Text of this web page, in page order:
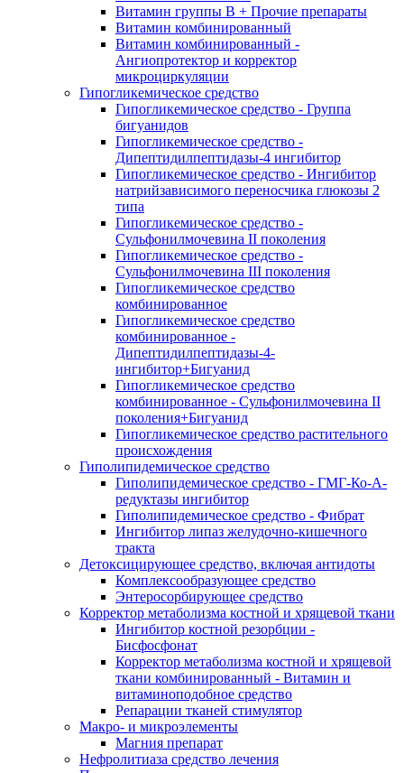
Витамин группы B + Прочие препараты
Витамин комбинированный
Витамин комбинированный -
Ангиопротектор и корректор
микроциркуляции
Гипогликемическое средство
Гипогликемическое средство - Группа
бигуанидов
Гипогликемическое средство -
Дипептидилпептидазы-4 ингибитор
Гипогликемическое средство - Ингибитор
натрийзависимого переносчика глюкозы 2
типа
Гипогликемическое средство -
Сульфонилмочевина II поколения
Гипогликемическое средство -
Сульфонилмочевина III поколения
Гипогликемическое средство
комбинированное
Гипогликемическое средство
комбинированное -
Дипептидилпептидазы-4-
ингибитор+Бигуанид
Гипогликемическое средство
комбинированное - Сульфонилмочевина II
поколения+Бигуанид
Гипогликемическое средство растительного
происхождения
Гиполипидемическое средство
Гиполипидемическое средство - ГМГ-Ко-А-
редуктазы ингибитор
Гиполипидемическое средство - Фибрат
Ингибитор липаз желудочно-кишечного
тракта
Детоксицирующее средство, включая антидоты
Комплексообразующее средство
Энтеросорбирующее средство
Корректор метаболизма костной и хрящевой ткани
Ингибитор костной резорбции -
Бисфосфонат
Корректор метаболизма костной и хрящевой
ткани комбинированный - Витамин и
витаминоподобное средство
Репарации тканей стимулятор
Макро- и микроэлементы
Магния препарат
Нефролитиаза средство лечения